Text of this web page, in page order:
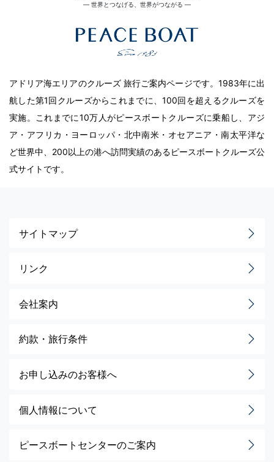
― 世界とつなげる、世界がつながる ―
アドリア海エリアのクルーズ 旅行ご案内ページです。1983年に出
航した第1回クルーズからこれまでに、100回を超えるクルーズを
実施。これまでに10万人がピースボートクルーズに乗船し、アジ
ア・アフリカ・ヨーロッパ・北中南米・オセアニア・南太平洋な
ど世界中、200以上の港へ訪問実績のあるピースボートクルーズ公
式サイトです。
サイトマップ
リンク
会社案内
約款・旅行条件
お申し込みのお客様へ
個人情報について
ピースボートセンターのご案内